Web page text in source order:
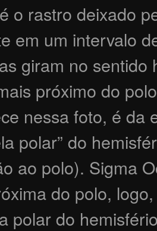
o rastro deixado
em um intervalo
giram no sentido
próximo do
nessa foto, é da
polar” do
ao polo). Sigma
do polo,
polar do